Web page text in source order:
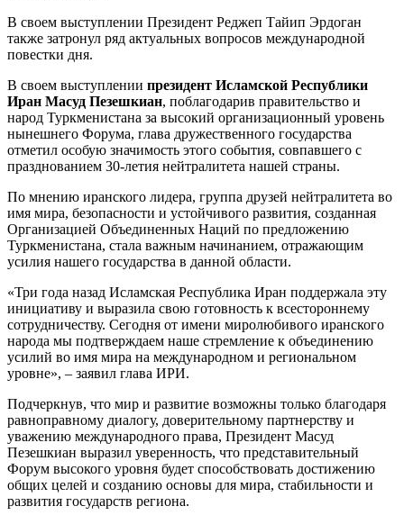
В своем выступлении Президент Реджеп Тайип Эрдоган
также затронул ряд актуальных вопросов международной
повестки дня.
В своем выступлении президент Исламской Республики
Иран Масуд Пезешкиан, поблагодарив правительство и
народ Туркменистана за высокий организационный уровень
нынешнего Форума, глава дружественного государства
отметил особую значимость этого события, совпавшего с
празднованием 30-летия нейтралитета нашей страны.
По мнению иранского лидера, группа друзей нейтралитета во
имя мира, безопасности и устойчивого развития, созданная
Организацией Объединенных Наций по предложению
Туркменистана, стала важным начинанием, отражающим
усилия нашего государства в данной области.
«Три года назад Исламская Респуб­лика Иран поддержала эту
инициативу и выразила свою готовность к всестороннему
сотрудничеству. Сегодня от имени миролюбивого иранского
народа мы подтверждаем наше стремление к объединению
усилий во имя мира на международном и региональном
уровне», – заявил глава ИРИ.
Подчеркнув, что мир и развитие возможны только благодаря
равноправному диалогу, доверительному партнерству и
уважению международного права, Президент Масуд
Пезешкиан выразил уверенность, что представительный
Форум высокого уровня будет способствовать достижению
общих целей и созданию основы для мира, стабильности и
развития государств региона.